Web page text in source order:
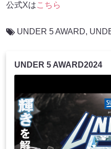
公式Xはこちら
UNDER 5 AWARD,
UNDER 5 AWARD2024